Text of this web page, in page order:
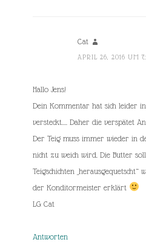
Cat
APRIL 26, 2016 UM
Hallo Jens!
Dein Kommentar hat sich leider
versteckt…. Daher die verspätet
Der Teig muss immer wieder in
nicht zu weich wird. Die Butter
Teigschichten
der Konditormeister erklärt
LG Cat
Antworten